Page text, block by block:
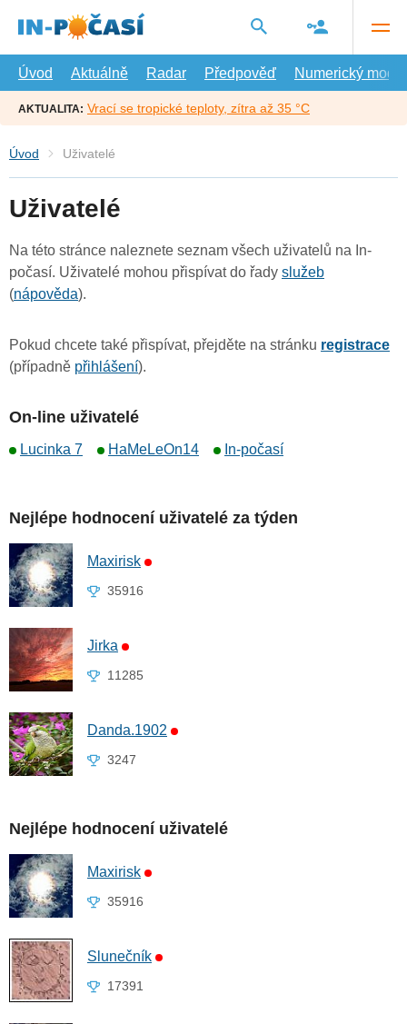
hlavní
Úvod
Aktuálně Radar Předpověď Numerický model
AKTUALITA: Vrací se tropické teploty, zítra až 35 °C
Úvod Uživatelé
Uživatelé
Na této stránce naleznete seznam všech uživatelů na In-
počasí. Uživatelé mohou přispívat do řady služeb
(nápověda).
Pokud chcete také přispívat, přejděte na stránku registrace
(případně přihlášení).
On-line uživatelé
Lucinka 7 HaMeLeOn14 In-počasí
Nejlépe hodnocení uživatelé za týden
Maxirisk
35916
Jirka
11285
Danda.1902
3247
Nejlépe hodnocení uživatelé
Maxirisk
35916
Slunečník
17391